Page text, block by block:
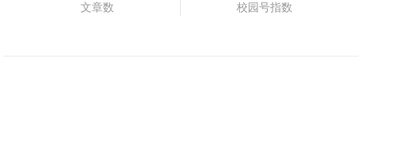
文章数 校园号指数